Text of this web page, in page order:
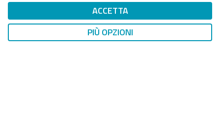
interessate ai processi di cambiamento della PA, nei
loro percorsi di innovazione tecnologica, istituzionale e
ACCETTA
PIÙ OPZIONI